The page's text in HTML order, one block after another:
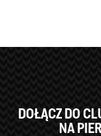
DOŁĄCZ DO
NA